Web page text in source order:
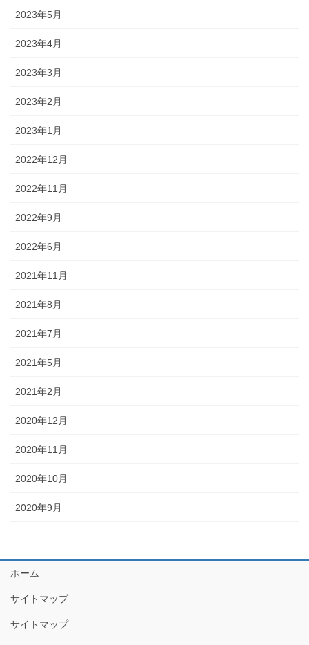
2023年5月
2023年4月
2023年3月
2023年2月
2023年1月
2022年12月
2022年11月
2022年9月
2022年6月
2021年11月
2021年8月
2021年7月
2021年5月
2021年2月
2020年12月
2020年11月
2020年10月
2020年9月
ホーム
サイトマップ
サイトマップ